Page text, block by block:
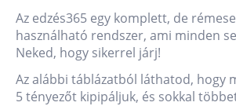
Az edzés365 egy komplett, de
használható rendszer, ami minden
Neked, hogy sikerrel járj!
Az alábbi táblázatból láthatod, hogy
5 tényezőt kipipáljuk, és sokkal